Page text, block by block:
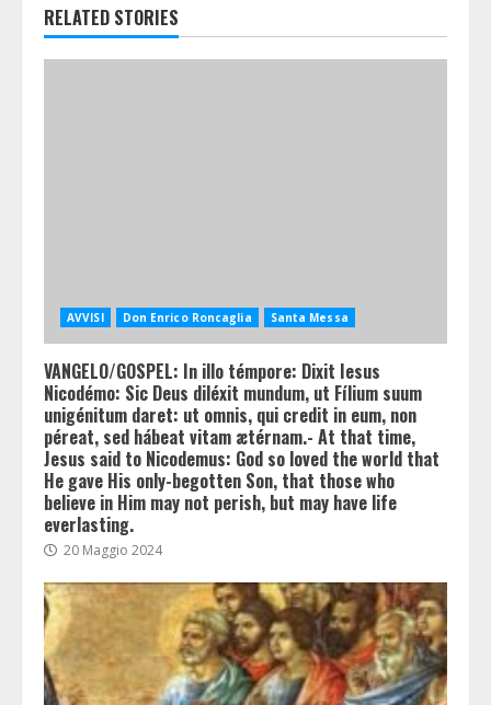
RELATED STORIES
AVVISI Don Enrico Roncaglia Santa Messa
VANGELO/GOSPEL: In illo témpore: Dixit Iesus
Nicodémo: Sic Deus diléxit mundum, ut Fílium suum
unigénitum daret: ut omnis, qui credit in eum, non
péreat, sed hábeat vitam ætérnam.- At that time,
Jesus said to Nicodemus: God so loved the world that
He gave His only-begotten Son, that those who
believe in Him may not perish, but may have life
everlasting.
20 Maggio 2024